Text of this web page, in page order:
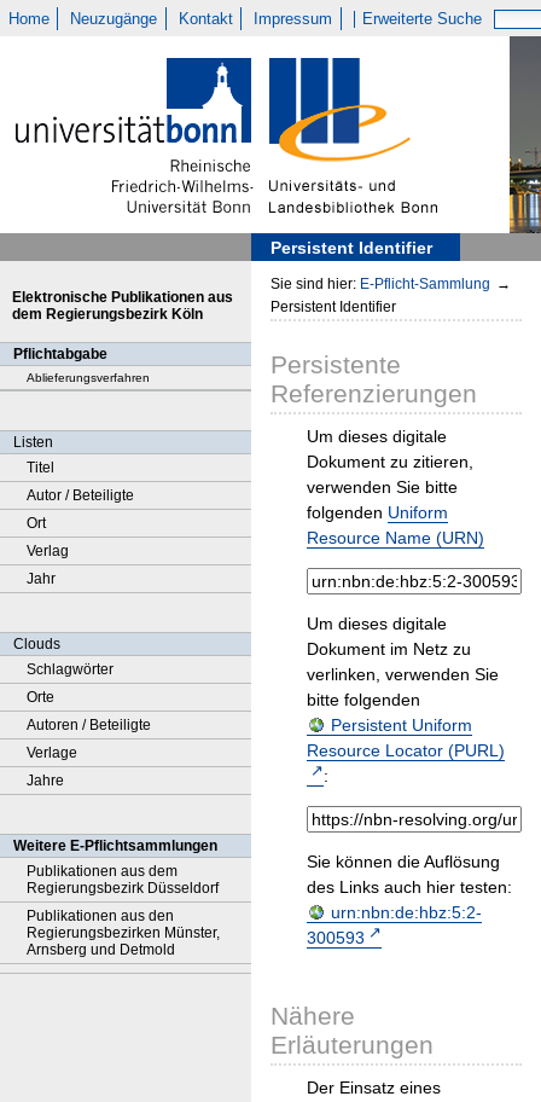
Home Neuzugänge Kontakt Impressum Erweiterte Suche
Persistent Identifier
Elektronische Publikationen aus
dem Regierungsbezirk Köln
Pflichtabgabe
Ablieferungsverfahren
Listen
Titel
Autor / Beteiligte
Ort
Verlag
Jahr
Clouds
Schlagwörter
Orte
Autoren / Beteiligte
Verlage
Jahre
Weitere E-Pflichtsammlungen
Publikationen aus dem
Regierungsbezirk Düsseldorf
Publikationen aus den
Regierungsbezirken Münster,
Arnsberg und Detmold
Sie sind hier: E-Pflicht-Sammlung →
Persistent Identifier
Persistente
Referenzierungen
Um dieses digitale
Dokument zu zitieren,
verwenden Sie bitte
folgenden Uniform
Resource Name (URN)
Um dieses digitale
Dokument im Netz zu
verlinken, verwenden Sie
bitte folgenden
Persistent Uniform
Resource Locator (PURL)
:
Sie können die Auflösung
des Links auch hier testen:
urn:nbn:de:hbz:5:2-
300593
Nähere
Erläuterungen
Der Einsatz eines